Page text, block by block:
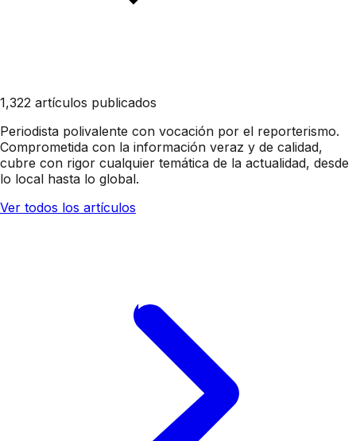
1,322 artículos publicados
Periodista polivalente con vocación por el reporterismo.
Comprometida con la información veraz y de calidad,
cubre con rigor cualquier temática de la actualidad, desde
lo local hasta lo global.
Ver todos los artículos